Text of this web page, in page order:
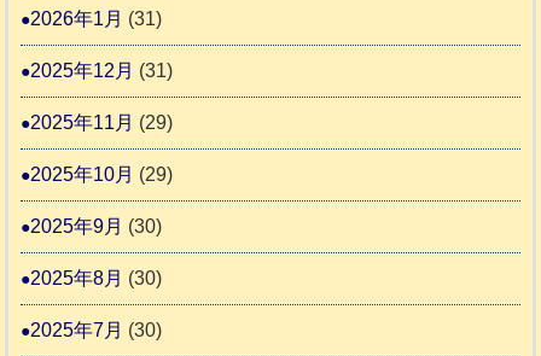
2026年1月 (31)
2025年12月 (31)
2025年11月 (29)
2025年10月 (29)
2025年9月 (30)
2025年8月 (30)
2025年7月 (30)